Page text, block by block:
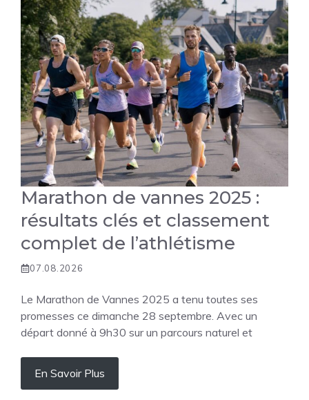
Marathon de vannes 2025 :
résultats clés et classement
complet de l’athlétisme
07.08.2026
Le Marathon de Vannes 2025 a tenu toutes ses
promesses ce dimanche 28 septembre. Avec un
départ donné à 9h30 sur un parcours naturel et
En Savoir Plus